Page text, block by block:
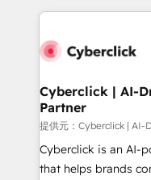
website, or build
Cyberclick | AI-
Partner
提供元：Cyberclick | AI-
Cyberclick is an AI-
that helps brands